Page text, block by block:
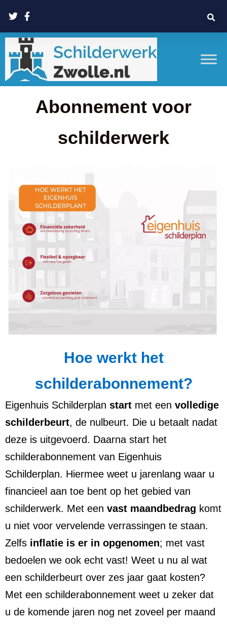
Abonnement voor
schilderwerk
Hoe werkt het
schilderabonnement?
Eigenhuis Schilderplan start met een volledige
schilderbeurt, de nulbeurt. Die u betaalt nadat
deze is uitgevoerd. Daarna start het
schilderabonnement van Eigenhuis
Schilderplan. Hiermee weet u jarenlang waar u
financieel aan toe bent op het gebied van
schilderwerk. Met een vast maandbedrag komt
u niet voor vervelende verrassingen te staan.
Zelfs inflatie is er in opgenomen; met vast
bedoelen we ook echt vast! Weet u nu al wat
een schilderbeurt over zes jaar gaat kosten?
Met een schilderabonnement weet u zeker dat
u de komende jaren nog net zoveel per maand